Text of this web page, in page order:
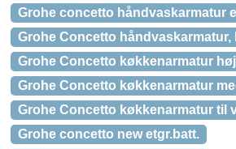
Grohe concetto håndvaskarmatur
Grohe Concetto
Grohe Concetto køkkenarmatur
Grohe Concetto køkkenarmatur
Grohe Concetto køkkenarmatur til
Grohe concetto new etgr.batt.